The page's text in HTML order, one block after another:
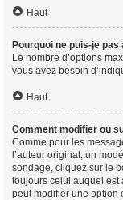
Haut
Pourquoi ne puis-je pas
Le nombre d’options
vous avez besoin
Haut
Comment modifier ou
Comme pour les
l’auteur original, un
sondage, cliquez sur le
toujours celui auquel est
peut modifier une option